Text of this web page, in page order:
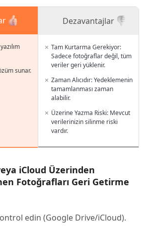
sunar.
Dezavantajlar
Tam Kurtarma Gerekiyor:
Sadece fotoğraflar değil, tüm
veriler geri yüklenir.
Zaman Alıcıdır: Yedeklemenin
tamamlanması zaman
alabilir.
Üzerine Yazma Riski: Mevcut
verilerinizin silinme riski
vardır.
iCloud Üzerinden
Fotoğrafları Geri Getirme
edin (Google Drive/iCloud).